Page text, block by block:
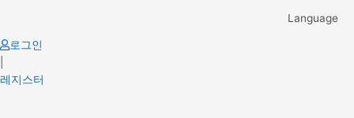
content
Language
로그인
레지스터